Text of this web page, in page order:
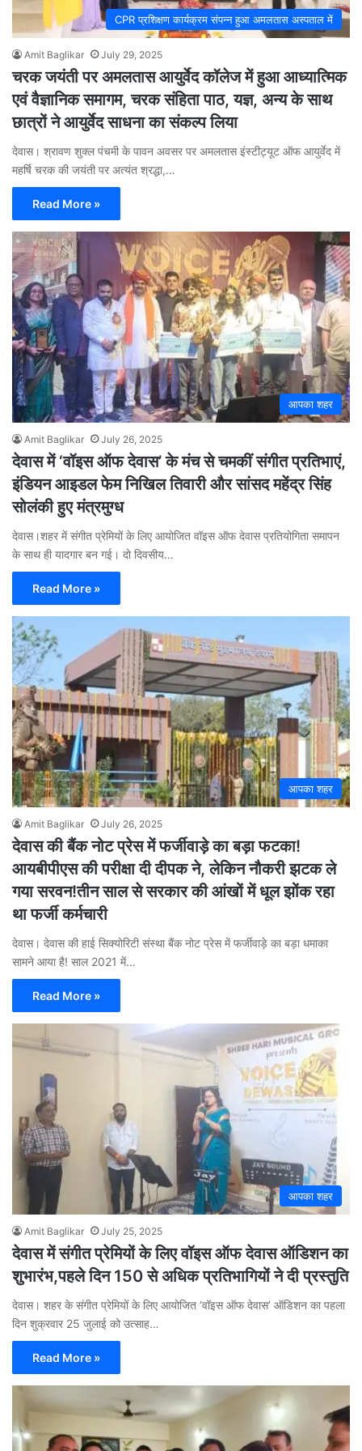
CPR प्रशिक्षण कार्यक्रम संपन्न हुआ अमलतास अस्पताल में
Amit Baglikar July 29, 2025
चरक जयंती पर अमलतास आयुर्वेद कॉलेज में हुआ आध्यात्मिक
एवं वैज्ञानिक समागम, चरक संहिता पाठ, यज्ञ, अन्य के साथ
छात्रों ने आयुर्वेद साधना का संकल्प लिया
देवास। श्रावण शुक्ल पंचमी के पावन अवसर पर अमलतास इंस्टीट्यूट ऑफ आयुर्वेद में
महर्षि चरक की जयंती पर अत्यंत श्रद्धा,…
Read More »
आपका शहर
Amit Baglikar July 26, 2025
देवास में ‘वॉइस ऑफ देवास’ के मंच से चमकीं संगीत प्रतिभाएं,
इंडियन आइडल फेम निखिल तिवारी और सांसद महेंद्र सिंह
सोलंकी हुए मंत्रमुग्ध
देवास।शहर में संगीत प्रेमियों के लिए आयोजित वॉइस ऑफ देवास प्रतियोगिता समापन
के साथ ही यादगार बन गई। दो दिवसीय…
Read More »
आपका शहर
Amit Baglikar July 26, 2025
देवास की बैंक नोट प्रेस में फर्जीवाड़े का बड़ा फटका!
आयबीपीएस की परीक्षा दी दीपक ने, लेकिन नौकरी झटक ले
गया सरवन!तीन साल से सरकार की आंखों में धूल झोंक रहा
था फर्जी कर्मचारी
देवास। देवास की हाई सिक्योरिटी संस्था बैंक नोट प्रेस में फर्जीवाड़े का बड़ा धमाका
सामने आया है! साल 2021 में…
Read More »
आपका शहर
Amit Baglikar July 25, 2025
देवास में संगीत प्रेमियों के लिए वॉइस ऑफ देवास ऑडिशन का
शुभारंभ,पहले दिन 150 से अधिक प्रतिभागियों ने दी प्रस्तुति
देवास। शहर के संगीत प्रेमियों के लिए आयोजित ‘वॉइस ऑफ देवास’ ऑडिशन का पहला
दिन शुक्रवार 25 जुलाई को उत्साह…
Read More »